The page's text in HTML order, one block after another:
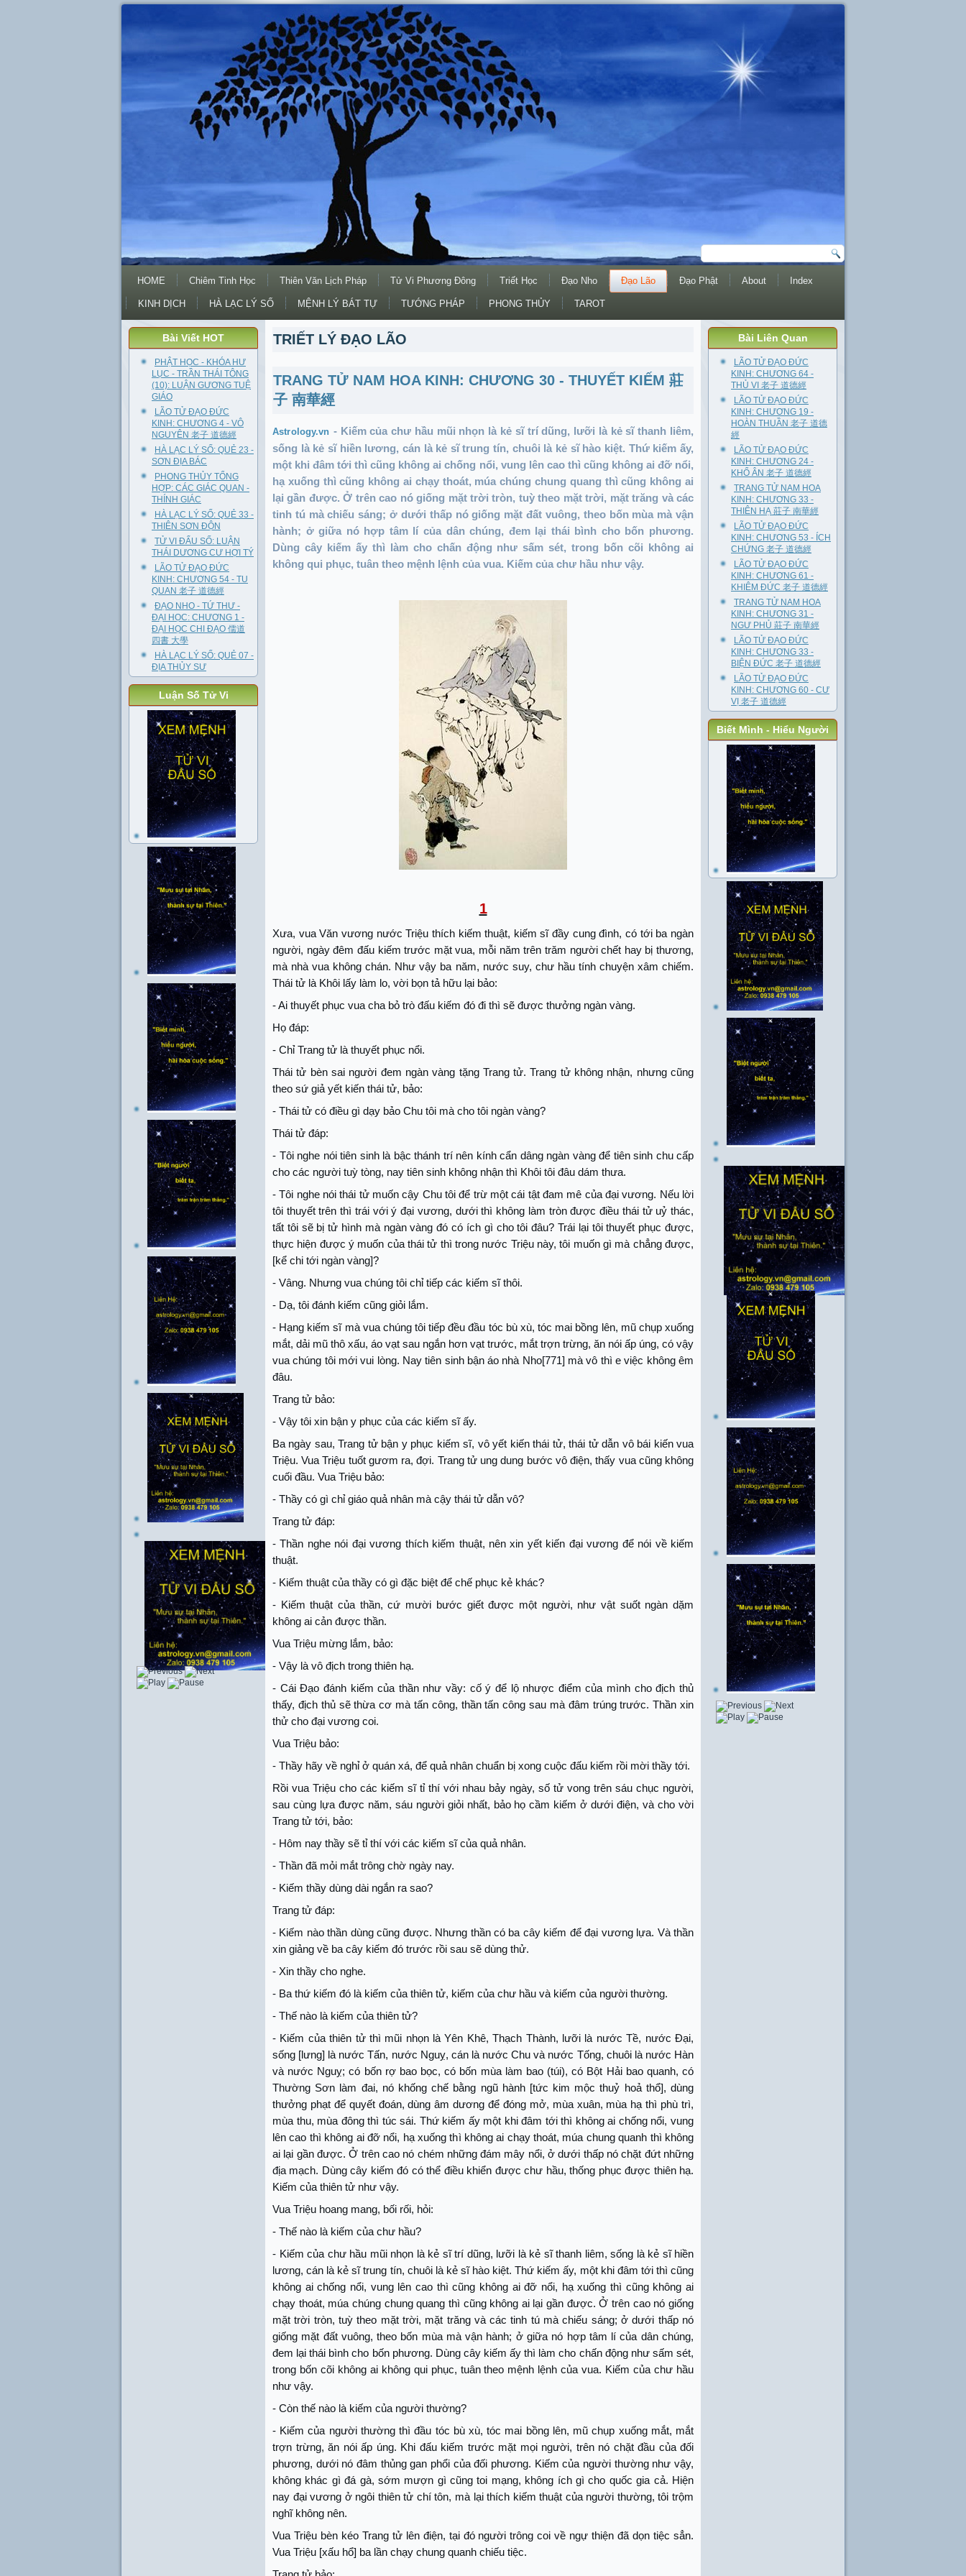
HOME Chiêm Tinh Học Thiên Văn Lịch Pháp Tử Vi Phương Đông Triết Học Đạo Nho Đạo Lão Đạo Phật About Index
KINH DỊCH HÀ LẠC LÝ SỐ MỆNH LÝ BÁT TỰ TƯỚNG PHÁP PHONG THỦY TAROT
Bài Viết HOT
PHẬT HỌC - KHÓA HƯ
LỤC - TRẦN THÁI TÔNG
(10): LUẬN GƯƠNG TUỆ
GIÁO
LÃO TỬ ĐẠO ĐỨC
KINH: CHƯƠNG 4 - VÔ
NGUYÊN 老子 道德經
HÀ LẠC LÝ SỐ: QUẺ 23 -
SƠN ĐỊA BÁC
PHONG THỦY TỔNG
HỢP: CÁC GIÁC QUAN -
THÍNH GIÁC
HÀ LẠC LÝ SỐ: QUẺ 33 -
THIÊN SƠN ĐỘN
TỬ VI ĐẨU SỐ: LUẬN
THÁI DƯƠNG CƯ HỢI TÝ
LÃO TỬ ĐẠO ĐỨC
KINH: CHƯƠNG 54 - TU
QUAN 老子 道德經
ĐẠO NHO - TỨ THƯ -
ĐẠI HỌC: CHƯƠNG 1 -
ĐẠI HỌC CHI ĐẠO 儒道
四書 大學
HÀ LẠC LÝ SỐ: QUẺ 07 -
ĐỊA THỦY SƯ
Luận Số Tử Vi
TRIẾT LÝ ĐẠO LÃO
TRANG TỬ NAM HOA KINH: CHƯƠNG 30 - THUYẾT KIẾM 莊
子 南華經
Astrology.vn - Kiếm của chư hầu mũi nhọn là kẻ sĩ trí dũng, lưỡi là kẻ sĩ thanh liêm,
sống là kẻ sĩ hiền lương, cán là kẻ sĩ trung tín, chuôi là kẻ sĩ hào kiệt. Thứ kiếm ấy,
một khi đâm tới thì cũng không ai chống nổi, vung lên cao thì cũng không ai đỡ nổi,
hạ xuống thì cũng không ai chạy thoát, múa chúng chung quang thì cũng không ai
lại gần được. Ở trên cao nó giống mặt trời tròn, tuỳ theo mặt trời, mặt trăng và các
tinh tú mà chiếu sáng; ở dưới thấp nó giống mặt đất vuông, theo bốn mùa mà vận
hành; ở giữa nó hợp tâm lí của dân chúng, đem lại thái bình cho bốn phương.
Dùng cây kiếm ấy thì làm cho chấn động như sấm sét, trong bốn cõi không ai
không qui phục, tuân theo mệnh lệnh của vua. Kiếm của chư hầu như vậy.
1
Xưa, vua Văn vương nước Triệu thích kiếm thuật, kiếm sĩ đầy cung đình, có tới ba ngàn
người, ngày đêm đấu kiếm trước mặt vua, mỗi năm trên trăm người chết hay bị thương,
mà nhà vua không chán. Như vậy ba năm, nước suy, chư hầu tính chuyện xâm chiếm.
Thái tử là Khôi lấy làm lo, vời bọn tả hữu lại bảo:
- Ai thuyết phục vua cha bỏ trò đấu kiếm đó đi thì sẽ được thưởng ngàn vàng.
Họ đáp:
- Chỉ Trang tử là thuyết phục nổi.
Thái tử bèn sai người đem ngàn vàng tặng Trang tử. Trang tử không nhận, nhưng cũng
theo sứ giả yết kiến thái tử, bảo:
- Thái tử có điều gì dạy bảo Chu tôi mà cho tôi ngàn vàng?
Thái tử đáp:
- Tôi nghe nói tiên sinh là bậc thánh trí nên kính cẩn dâng ngàn vàng để tiên sinh chu cấp
cho các người tuỳ tòng, nay tiên sinh không nhận thì Khôi tôi đâu dám thưa.
- Tôi nghe nói thái tử muốn cậy Chu tôi để trừ một cái tật đam mê của đại vương. Nếu lời
tôi thuyết trên thì trái với ý đại vương, dưới thì không làm tròn được điều thái tử uỷ thác,
tất tôi sẽ bị tử hình mà ngàn vàng đó có ích gì cho tôi đâu? Trái lại tôi thuyết phục được,
thực hiện được ý muốn của thái tử thì trong nước Triệu này, tôi muốn gì mà chẳng được,
[kể chi tới ngàn vàng]?
- Vâng. Nhưng vua chúng tôi chỉ tiếp các kiếm sĩ thôi.
- Dạ, tôi đánh kiếm cũng giỏi lắm.
- Hạng kiếm sĩ mà vua chúng tôi tiếp đều đầu tóc bù xù, tóc mai bồng lên, mũ chụp xuống
mắt, dải mũ thô xấu, áo vạt sau ngắn hơn vạt trước, mắt trợn trừng, ăn nói ấp úng, có vậy
vua chúng tôi mới vui lòng. Nay tiên sinh bận áo nhà Nho[771] mà vô thì e việc không êm
đâu.
Trang tử bảo:
- Vậy tôi xin bận y phục của các kiếm sĩ ấy.
Ba ngày sau, Trang tử bận y phục kiếm sĩ, vô yết kiến thái tử, thái tử dẫn vô bái kiến vua
Triệu. Vua Triệu tuốt gươm ra, đợi. Trang tử ung dung bước vô điện, thấy vua cũng không
cuối đầu. Vua Triệu bảo:
- Thầy có gì chỉ giáo quả nhân mà cậy thái tử dẫn vô?
Trang tử đáp:
- Thần nghe nói đại vương thích kiếm thuật, nên xin yết kiến đại vương để nói về kiếm
thuật.
- Kiếm thuật của thầy có gì đặc biệt để chế phục kẻ khác?
- Kiếm thuật của thần, cứ mười bước giết được một người, như vật suốt ngàn dặm
không ai cản được thần.
Vua Triệu mừng lắm, bảo:
- Vậy là vô địch trong thiên hạ.
- Cái Đạo đánh kiếm của thần như vầy: cố ý để lộ nhược điểm của mình cho địch thủ
thấy, địch thủ sẽ thừa cơ mà tấn công, thần tấn công sau mà đâm trúng trước. Thần xin
thử cho đại vương coi.
Vua Triệu bảo:
- Thầy hãy về nghỉ ở quán xá, để quả nhân chuẩn bị xong cuộc đấu kiếm rồi mời thầy tới.
Rồi vua Triệu cho các kiếm sĩ tỉ thí với nhau bảy ngày, số tử vong trên sáu chục người,
sau cùng lựa được năm, sáu người giỏi nhất, bảo họ cầm kiếm ở dưới điện, và cho vời
Trang tử tới, bảo:
- Hôm nay thầy sẽ tỉ thí với các kiếm sĩ của quả nhân.
- Thần đã mỏi mắt trông chờ ngày nay.
- Kiếm thầy dùng dài ngắn ra sao?
Trang tử đáp:
- Kiếm nào thần dùng cũng được. Nhưng thần có ba cây kiếm để đại vương lựa. Và thần
xin giảng về ba cây kiếm đó trước rồi sau sẽ dùng thử.
- Xin thầy cho nghe.
- Ba thứ kiếm đó là kiếm của thiên tử, kiếm của chư hầu và kiếm của người thường.
- Thế nào là kiếm của thiên tử?
- Kiếm của thiên tử thì mũi nhọn là Yên Khê, Thạch Thành, lưỡi là nước Tề, nước Đại,
sống [lưng] là nước Tấn, nước Nguỵ, cán là nước Chu và nước Tống, chuôi là nước Hàn
và nước Nguỵ; có bốn rợ bao bọc, có bốn mùa làm bao (túi), có Bột Hải bao quanh, có
Thường Sơn làm đai, nó khống chế bằng ngũ hành [tức kim mộc thuỷ hoả thổ], dùng
thưởng phạt để quyết đoán, dùng âm dương để đóng mở, mùa xuân, mùa hạ thì phù trì,
mùa thu, mùa đông thì túc sái. Thứ kiếm ấy một khi đâm tới thì không ai chống nổi, vung
lên cao thì không ai đỡ nổi, hạ xuống thì không ai chạy thoát, múa chung quanh thì không
ai lại gần được. Ở trên cao nó chém những đám mây nổi, ở dưới thấp nó chặt đứt những
địa mạch. Dùng cây kiếm đó có thể điều khiển được chư hầu, thống phục được thiên hạ.
Kiếm của thiên tử như vậy.
Vua Triệu hoang mang, bối rối, hỏi:
- Thế nào là kiếm của chư hầu?
- Kiếm của chư hầu mũi nhọn là kẻ sĩ trí dũng, lưỡi là kẻ sĩ thanh liêm, sống là kẻ sĩ hiền
lương, cán là kẻ sĩ trung tín, chuôi là kẻ sĩ hào kiệt. Thứ kiếm ấy, một khi đâm tới thì cũng
không ai chống nổi, vung lên cao thì cũng không ai đỡ nổi, hạ xuống thì cũng không ai
chạy thoát, múa chúng chung quang thì cũng không ai lại gần được. Ở trên cao nó giống
mặt trời tròn, tuỳ theo mặt trời, mặt trăng và các tinh tú mà chiếu sáng; ở dưới thấp nó
giống mặt đất vuông, theo bốn mùa mà vận hành; ở giữa nó hợp tâm lí của dân chúng,
đem lại thái bình cho bốn phương. Dùng cây kiếm ấy thì làm cho chấn động như sấm sét,
trong bốn cõi không ai không qui phục, tuân theo mệnh lệnh của vua. Kiếm của chư hầu
như vậy.
- Còn thế nào là kiếm của người thường?
- Kiếm của người thường thì đầu tóc bù xù, tóc mai bồng lên, mũ chụp xuống mắt, mắt
trợn trừng, ăn nói ấp úng. Khi đấu kiếm trước mặt mọi người, trên nó chặt đầu của đối
phương, dưới nó đâm thủng gan phổi của đối phương. Kiếm của người thường như vậy,
không khác gì đá gà, sớm mượn gì cũng toi mạng, không ích gì cho quốc gia cả. Hiện
nay đại vương ở ngôi thiên tử chí tôn, mà lại thích kiếm thuật của người thường, tôi trộm
nghĩ không nên.
Vua Triệu bèn kéo Trang tử lên điện, tại đó người trông coi về ngự thiện đã dọn tiệc sẳn.
Vua Triệu [xấu hổ] ba lần chạy chung quanh chiếu tiệc.
Bài Liên Quan
LÃO TỬ ĐẠO ĐỨC
KINH: CHƯƠNG 64 -
THỦ VI 老子 道德經
LÃO TỬ ĐẠO ĐỨC
KINH: CHƯƠNG 19 -
HOÀN THUẦN 老子 道德
經
LÃO TỬ ĐẠO ĐỨC
KINH: CHƯƠNG 24 -
KHỔ ÂN 老子 道德經
TRANG TỬ NAM HOA
KINH: CHƯƠNG 33 -
THIÊN HẠ 莊子 南華經
LÃO TỬ ĐẠO ĐỨC
KINH: CHƯƠNG 53 - ÍCH
CHỨNG 老子 道德經
LÃO TỬ ĐẠO ĐỨC
KINH: CHƯƠNG 61 -
KHIÊM ĐỨC 老子 道德經
TRANG TỬ NAM HOA
KINH: CHƯƠNG 31 -
NGƯ PHỦ 莊子 南華經
LÃO TỬ ĐẠO ĐỨC
KINH: CHƯƠNG 33 -
BIỆN ĐỨC 老子 道德經
LÃO TỬ ĐẠO ĐỨC
KINH: CHƯƠNG 60 - CƯ
VỊ 老子 道德經
Biết Mình - Hiểu Người